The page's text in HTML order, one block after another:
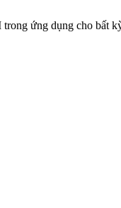
ứng dụng cho bất